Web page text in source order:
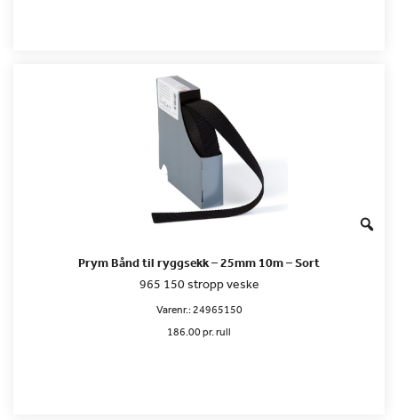
Prym Bånd til ryggsekk – 25mm 10m – Sort
965 150 stropp veske
Varenr.:24965150
186.00 pr. rull